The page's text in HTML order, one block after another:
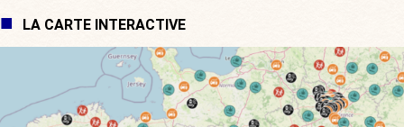
LA CARTE INTERACTIVE